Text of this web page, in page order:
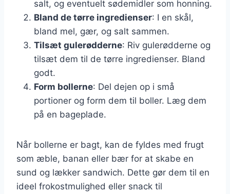
salt, og eventuelt sødemidler som honning.
Bland de tørre ingredienser: I en skål,
bland mel, gær, og salt sammen.
Tilsæt gulerødderne: Riv gulerødderne og
tilsæt dem til de tørre ingredienser. Bland
godt.
Form bollerne: Del dejen op i små
portioner og form dem til boller. Læg dem
på en bageplade.
Når bollerne er bagt, kan de fyldes med frugt
som æble, banan eller bær for at skabe en
sund og lækker sandwich. Dette gør dem til en
ideel frokostmulighed eller snack til